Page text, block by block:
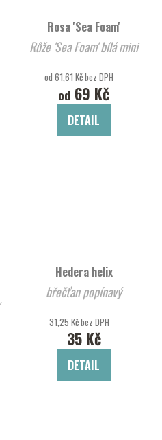
Rosa 'Sea Foam'
Růže 'Sea Foam' bílá mini
od 61,61 Kč bez DPH
od 69 Kč
DETAIL
Hedera helix
břečťan popínavý
31,25 Kč bez DPH
35 Kč
DETAIL